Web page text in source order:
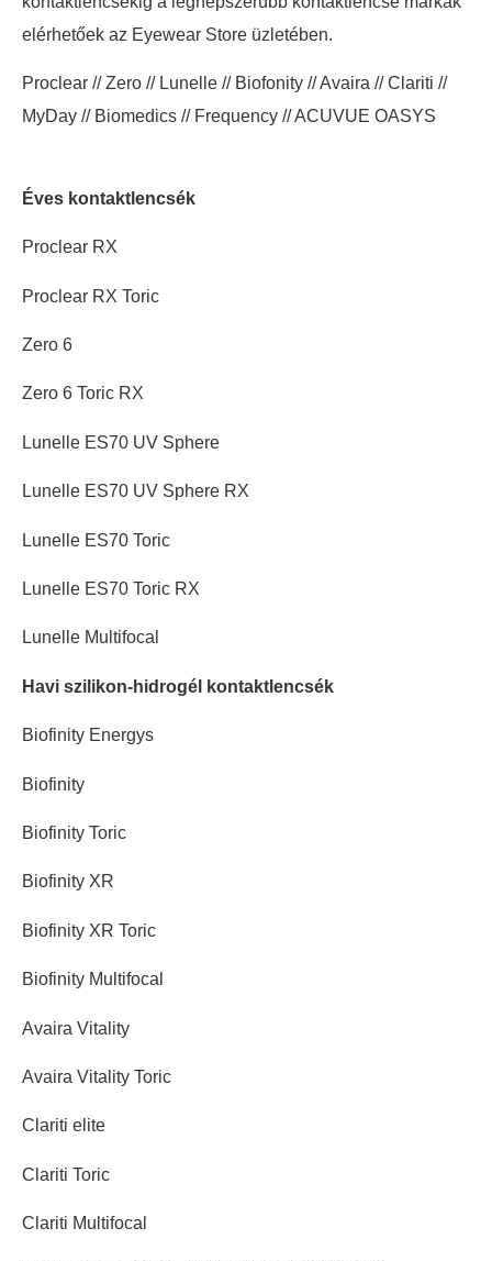
elérhetőek az Eyewear Store üzletében.
Proclear // Zero // Lunelle // Biofonity // Avaira // Clariti //
MyDay // Biomedics // Frequency // ACUVUE OASYS
Éves kontaktlencsék
Proclear RX
Proclear RX Toric
Zero 6
Zero 6 Toric RX
Lunelle ES70 UV Sphere
Lunelle ES70 UV Sphere RX
Lunelle ES70 Toric
Lunelle ES70 Toric RX
Lunelle Multifocal
Havi szilikon-hidrogél kontaktlencsék
Biofinity Energys
Biofinity
Biofinity Toric
Biofinity XR
Biofinity XR Toric
Biofinity Multifocal
Avaira Vitality
Avaira Vitality Toric
Clariti elite
Clariti Toric
Clariti Multifocal